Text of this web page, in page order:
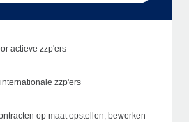
actieve zzp'ers
zzp'ers
op maat opstellen, bewerken